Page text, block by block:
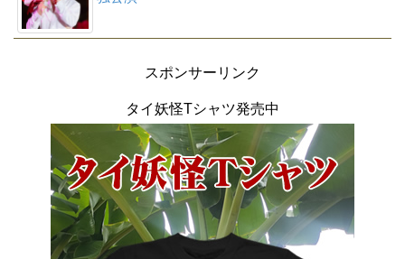
スポンサーリンク
タイ妖怪Tシャツ発売中